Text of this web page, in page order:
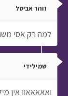
זוהר אביטל
למה רק אסי
שמילידי
ואאאאאוו אין